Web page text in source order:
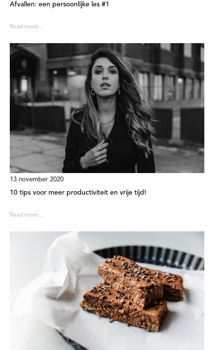
Afvallen: een persoonlijke les #1
Read more...
13 november 2020
10 tips voor meer productiviteit en vrije tijd!
Read more...